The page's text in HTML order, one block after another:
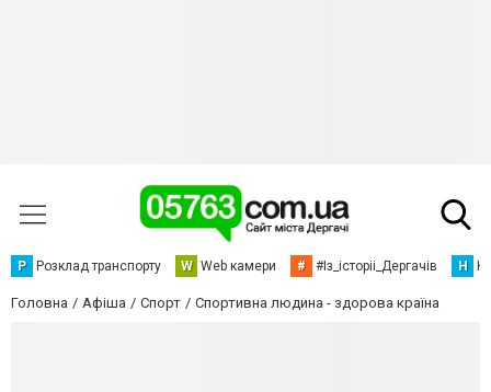
Р Розклад транспорту W Web камери # #Із_історіі_Дергачів Н
Головна Афіша Спорт Спортивна людина - здорова країна